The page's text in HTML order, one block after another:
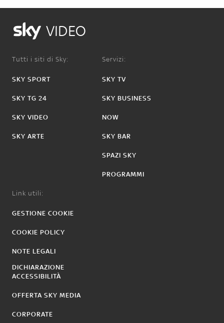
VIDEO
Tutti i siti di Sky:
SKY SPORT
SKY TG 24
SKY VIDEO
SKY ARTE
Servizi:
SKY TV
SKY BUSINESS
NOW
SKY BAR
SPAZI SKY
PROGRAMMI
Link utili:
GESTIONE COOKIE
COOKIE POLICY
NOTE LEGALI
DICHIARAZIONE
ACCESSIBILITÀ
OFFERTA SKY MEDIA
CORPORATE